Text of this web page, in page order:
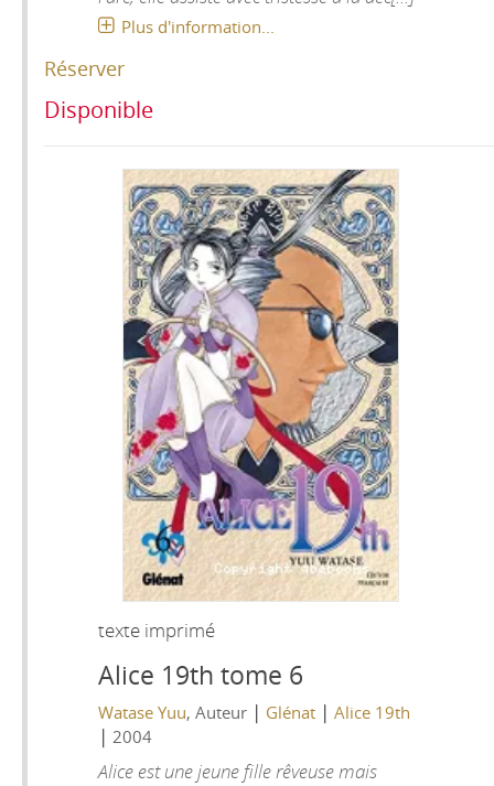
Plus d'information...
Réserver
Disponible
texte imprimé
Alice 19th tome 6
Watase Yuu, Auteur | Glénat |Alice 19th
|2004
Alice est une jeune fille rêveuse mais